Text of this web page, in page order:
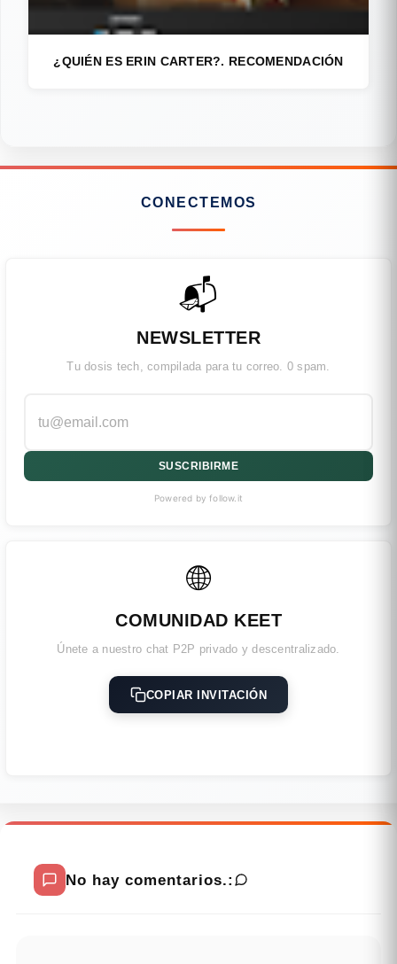
¿QUIÉN ES ERIN CARTER?. RECOMENDACIÓN
CONECTEMOS
📬
NEWSLETTER
Tu dosis tech, compilada para tu correo. 0 spam.
SUSCRIBIRME
Powered by follow.it
🌐
COMUNIDAD KEET
Únete a nuestro chat P2P privado y descentralizado.
COPIAR INVITACIÓN
No hay comentarios.: